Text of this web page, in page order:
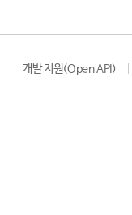
개발 지원(Open API)